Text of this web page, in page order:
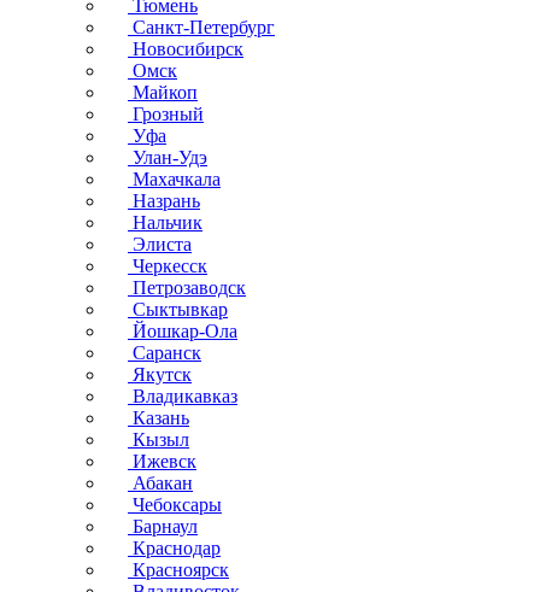
Тюмень
Санкт-Петербург
Новосибирск
Омск
Майкоп
Грозный
Уфа
Улан-Удэ
Махачкала
Назрань
Нальчик
Элиста
Черкесск
Петрозаводск
Сыктывкар
Йошкар-Ола
Саранск
Якутск
Владикавказ
Казань
Кызыл
Ижевск
Абакан
Чебоксары
Барнаул
Краснодар
Красноярск